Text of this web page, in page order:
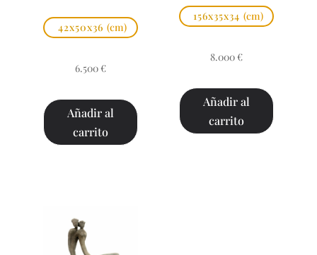
42x50x36 (cm)
6.500 €
Añadir al
carrito
156x35x34 (cm)
8.000 €
Añadir al
carrito